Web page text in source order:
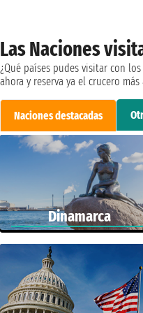
Las Naciones
¿Qué países pudes visitar con
ahora y reserva ya el crucero
Naciones destacadas
Dinamarca